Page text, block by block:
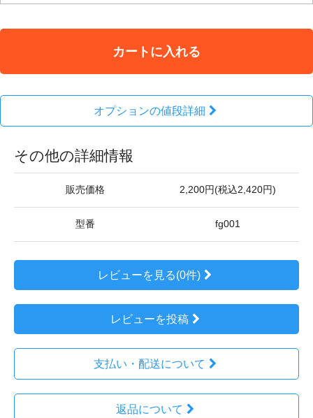
カートに入れる
オプションの値段詳細
その他の詳細情報
販売価格 2,200円(税込2,420円)
型番 fg001
レビューを見る(0件)
レビューを投稿
支払い・配送について
返品について